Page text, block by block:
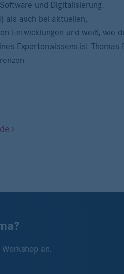
und Digitalisierung.
als auch bei aktuellen,
Entwicklungen und weiß, wie
Expertenwissens ist Thomas
an.